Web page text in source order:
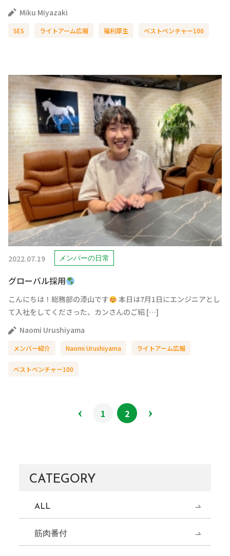
Miku Miyazaki
SES ライトアーム広報 福利厚生 ベストベンチャー100
2022.07.19 メンバーの日常
グローバル採用
こんにちは！総務部の漆山です
本日は7月1日にエンジニアとし
て入社をしてくださった、カンさんのご紹 […]
Naomi Urushiyama
メンバー紹介 Naomi Urushiyama ライトアーム広報
ベストベンチャー100
1 2
CATEGORY
ALL
筋肉番付